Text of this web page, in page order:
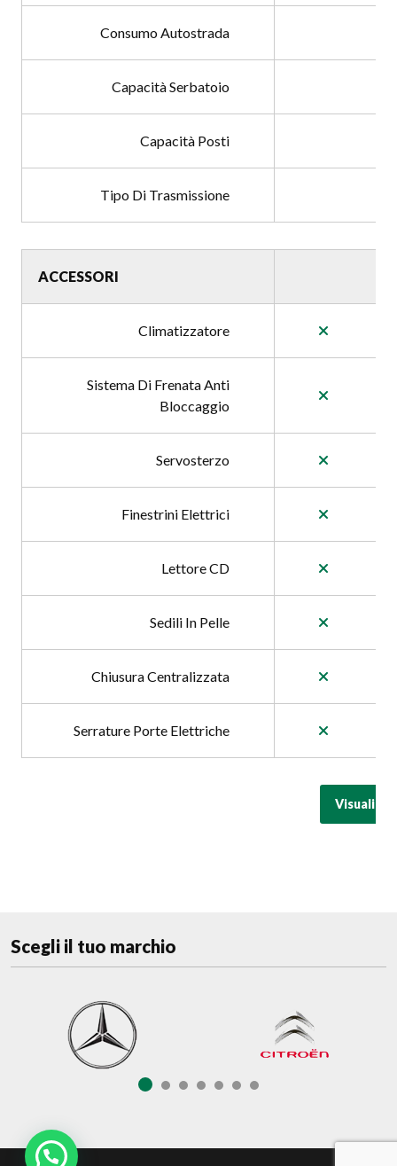
Consumo Autostrada
Capacità Serbatoio
Capacità Posti
Tipo Di Trasmissione
ACCESSORI
Climatizzatore
Sistema Di Frenata Anti
Bloccaggio
Servosterzo
Finestrini Elettrici
Lettore CD
Sedili In Pelle
Chiusura Centralizzata
Serrature Porte Elettriche
Scegli il tuo marchio